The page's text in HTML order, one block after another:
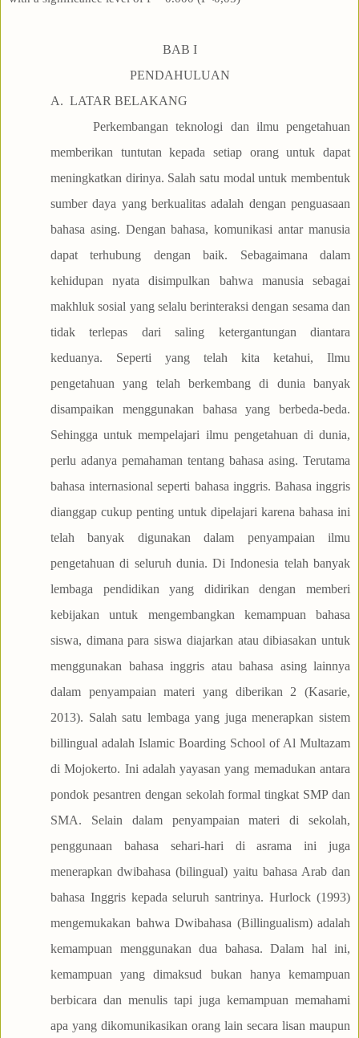
BAB I
PENDAHULUAN
A. LATAR BELAKANG
Perkembangan teknologi dan ilmu pengetahuan
memberikan tuntutan kepada setiap orang untuk dapat
meningkatkan dirinya. Salah satu modal untuk membentuk
sumber daya yang berkualitas adalah dengan penguasaan
bahasa asing. Dengan bahasa, komunikasi antar manusia
dapat terhubung dengan baik. Sebagaimana dalam
kehidupan nyata disimpulkan bahwa manusia sebagai
makhluk sosial yang selalu berinteraksi dengan sesama dan
tidak terlepas dari saling ketergantungan diantara
keduanya. Seperti yang telah kita ketahui, Ilmu
pengetahuan yang telah berkembang di dunia banyak
disampaikan menggunakan bahasa yang berbeda-beda.
Sehingga untuk mempelajari ilmu pengetahuan di dunia,
perlu adanya pemahaman tentang bahasa asing. Terutama
bahasa internasional seperti bahasa inggris. Bahasa inggris
dianggap cukup penting untuk dipelajari karena bahasa ini
telah banyak digunakan dalam penyampaian ilmu
pengetahuan di seluruh dunia. Di Indonesia telah banyak
lembaga pendidikan yang didirikan dengan memberi
kebijakan untuk mengembangkan kemampuan bahasa
siswa, dimana para siswa diajarkan atau dibiasakan untuk
menggunakan bahasa inggris atau bahasa asing lainnya
dalam penyampaian materi yang diberikan 2 (Kasarie,
2013). Salah satu lembaga yang juga menerapkan sistem
billingual adalah Islamic Boarding School of Al Multazam
di Mojokerto. Ini adalah yayasan yang memadukan antara
pondok pesantren dengan sekolah formal tingkat SMP dan
SMA. Selain dalam penyampaian materi di sekolah,
penggunaan bahasa sehari-hari di asrama ini juga
menerapkan dwibahasa (bilingual) yaitu bahasa Arab dan
bahasa Inggris kepada seluruh santrinya. Hurlock (1993)
mengemukakan bahwa Dwibahasa (Billingualism) adalah
kemampuan menggunakan dua bahasa. Dalam hal ini,
kemampuan yang dimaksud bukan hanya kemampuan
berbicara dan menulis tapi juga kemampuan memahami
apa yang dikomunikasikan orang lain secara lisan maupun